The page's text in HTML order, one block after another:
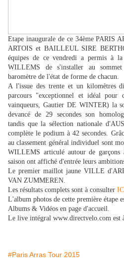
Etape inaugurale de ce 34ème PARIS
ARTOIS et BAILLEUL SIRE
équipes de ce vendredi a permis à
WILLEMS de s'installer au
baromètre de l'état de forme de chacun.
A l'issue des trente et un kilomètres
parcours "exceptionnel et idéal
vainqueurs, Gautier DE WINTER) la
devancé de 29 secondes son
tandis que la sélection nationale
complète le podium à 42 secondes.
au classement général individuel sont
WILLEMS articulé autour de garçons
saison ont affiché d'entrée leurs
Le premier maillot jaune VILLE
VAN ZUMMEREN.
Les résultats complets sont à consulter
L'album photos de cette première étape
Albums & Vidéos en page d'accueil.
Le live intégral www.directvelo.com est
#Paris Arras Tour 2015